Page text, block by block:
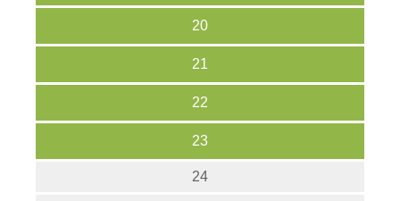
20
21
22
23
24